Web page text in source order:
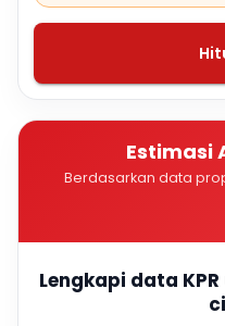
Estimasi
Berdasarkan data
Lengkapi data